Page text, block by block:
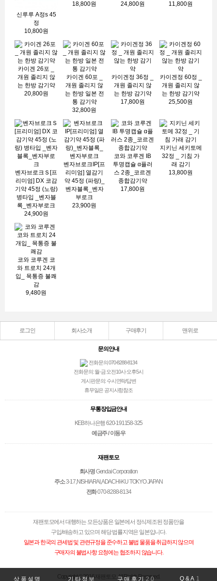
신루루 A정s 45
정
10,800원
18,800원
24,800원
11,800원
카이겐 26포 _
개원 졸리지 않
는 한방 감기약
20,800원
카이겐 60포 _
개원 졸리지 않
는 한방 일본 전
통 감기약
32,800원
카이겐정 36정 _
개원 졸리지 않
는 한방 감기약
17,800원
카이겐정 60정 _
개원 졸리지 않
는 한방 감기약
25,500원
벤자브로크Ｓ[프
리미엄] DX 코감
기약 45정 (노랑)
병타입 _벤자블
록_벤자부로크
24,900원
벤자브로크IP[프
리미엄] 열감기
약 45정 (파랑)_
벤자블록_벤자
부로크
23,900원
코와 코루겐 IB
투명캡슐 α플러
스 2종_코르겐
종합감기약
17,800원
지키닌 세키토메
32정 _ 기침 가
래 감기
13,800원
코와 코루겐 코
와 트로치 24개
입_ 목통증 불쾌
감
9,480원
상품설명 기타정보 구매후기 20 Q&A 1
로그인 회사소개 구매후기 맨위로
문의안내
전화문의 070-8288-8134
전화문의: 월-금 오전10시-오후5시
게시판문의: 수시연락/답변
휴무일은 공지사항참조
무통장입금안내
KEB하나은행 620-191158-325
예금주 / 이동우
재팬토모
회사명Gendai Corporation
주소3-17,NISHIARAI,ADACHI-KU TOKYO JAPAN
전화070-8288-8134
재팬토모에서 대행하는 모든상품은 일본에서 정식제조된 정품만을
구입/배송하고 있으며 해당 법률지역은 일본입니다.
일본과 한국의 관세법 및 관련규정을 준수하고 불법 물품을 취급하지 않으며
구매자의 불법사항 요청에는 협조하지 않습니다.
Copyright © 2016 재팬토모. All Rights Reserved.